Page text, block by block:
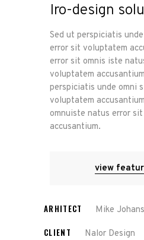
Iro-design
Sed ut perspiciatis
error sit voluptatem
error sit omnis iste
voluptatem
perspiciatis unde omni
voluptatem
omnuiste natus error
accusantium.
view
ARHITECT Mike
CLIENT Nalor Design